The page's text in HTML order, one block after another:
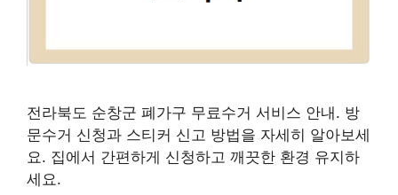
전라북도 순창군 폐가구 무료수거 서비스 안내. 방
문수거 신청과 스티커 신고 방법을 자세히 알아보세
요. 집에서 간편하게 신청하고 깨끗한 환경 유지하
세요.